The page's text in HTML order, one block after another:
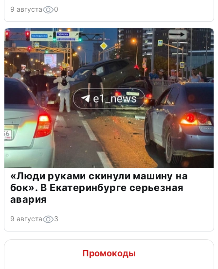
9 августа 0
«Люди руками скинули машину на
бок». В Екатеринбурге серьезная
авария
9 августа 3
Промокоды